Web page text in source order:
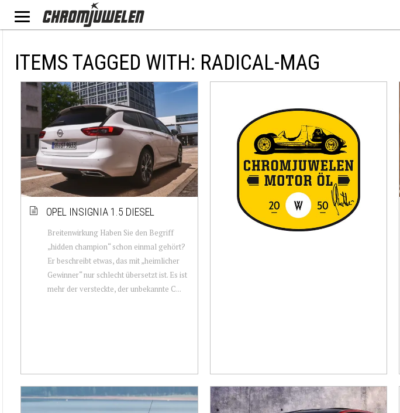
ITEMS TAGGED WITH: RADICAL-MAG
OPEL INSIGNIA 1.5 DIESEL
Breitenwirkung Haben Sie den Begriff
„hidden champion“ schon einmal gehört?
Er beschreibt etwas, das mit „heimlicher
Gewinner“ nur schlecht übersetzt ist. Es ist
mehr der versteckte, der unbekannte C...